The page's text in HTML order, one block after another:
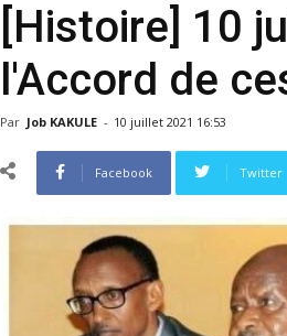
[Histoire] 10
l'Accord de
Par Job KAKULE - 10 juillet 2021 16:53
Facebook Twitter